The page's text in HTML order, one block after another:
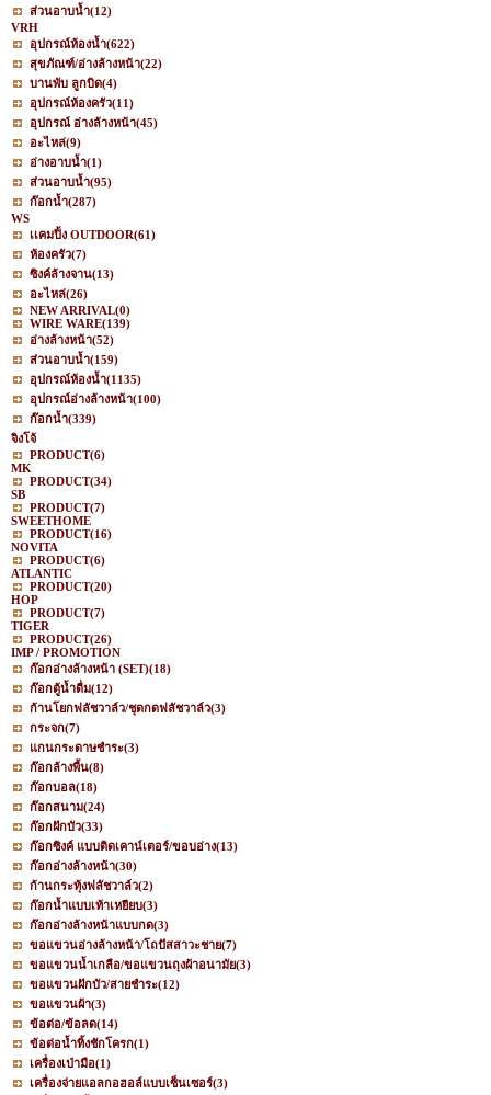
ส่วนอาบน้ำ(12)
VRH
อุปกรณ์ห้องน้ำ(622)
สุขภัณฑ์/อ่างล้างหน้า(22)
บานพับ ลูกบิด(4)
อุปกรณ์ห้องครัว(11)
อุปกรณ์ อ่างล้างหน้า(45)
อะไหล่(9)
อ่างอาบน้ำ(1)
ส่วนอาบน้ำ(95)
ก๊อกน้ำ(287)
WS
เเคมปิ้ง OUTDOOR(61)
ห้องครัว(7)
ซิงค์ล้างจาน(13)
อะไหล่(26)
NEW ARRIVAL(0)
WIRE WARE(139)
อ่างล้างหน้า(52)
ส่วนอาบน้ำ(159)
อุปกรณ์ห้องน้ำ(1135)
อุปกรณ์อ่างล้างหน้า(100)
ก๊อกน้ำ(339)
จิงโจ้
PRODUCT(6)
MK
PRODUCT(34)
SB
PRODUCT(7)
SWEETHOME
PRODUCT(16)
NOVITA
PRODUCT(6)
ATLANTIC
PRODUCT(20)
HOP
PRODUCT(7)
TIGER
PRODUCT(26)
IMP / PROMOTION
ก๊อกอ่างล้างหน้า (SET)(18)
ก๊อกตู้น้ำดื่ม(12)
ก้านโยกฟลัชวาล์ว/ชุดกดฟลัชวาล์ว(3)
กระจก(7)
แกนกระดาษชำระ(3)
ก๊อกล้างพื้น(8)
ก๊อกบอล(18)
ก๊อกสนาม(24)
ก๊อกฝักบัว(33)
ก๊อกซิงค์ แบบติดเคาน์เตอร์/ขอบอ่าง(13)
ก๊อกอ่างล้างหน้า(30)
ก้านกระทุ้งฟลัชวาล์ว(2)
ก๊อกน้ำแบบเท้าเหยียบ(3)
ก๊อกอ่างล้างหน้าแบบกด(3)
ขอแขวนอ่างล้างหน้า/โถปัสสาวะชาย(7)
ขอแขวนน้ำเกลือ/ขอแขวนถุงผ้าอนามัย(3)
ขอแขวนฝักบัว/สายชำระ(12)
ขอแขวนผ้า(3)
ข้อต่อ/ข้อลด(14)
ข้อต่อน้ำทิ้งชักโครก(1)
เครื่องเป่ามือ(1)
เครื่องจ่ายแอลกอฮอล์แบบเซ็นเซอร์(3)